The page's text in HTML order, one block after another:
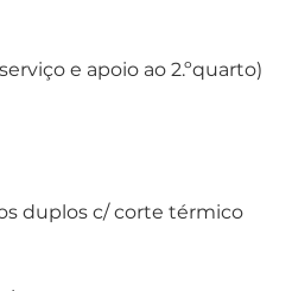
e apoio ao 2.ºquarto)
duplos c/ corte térmico